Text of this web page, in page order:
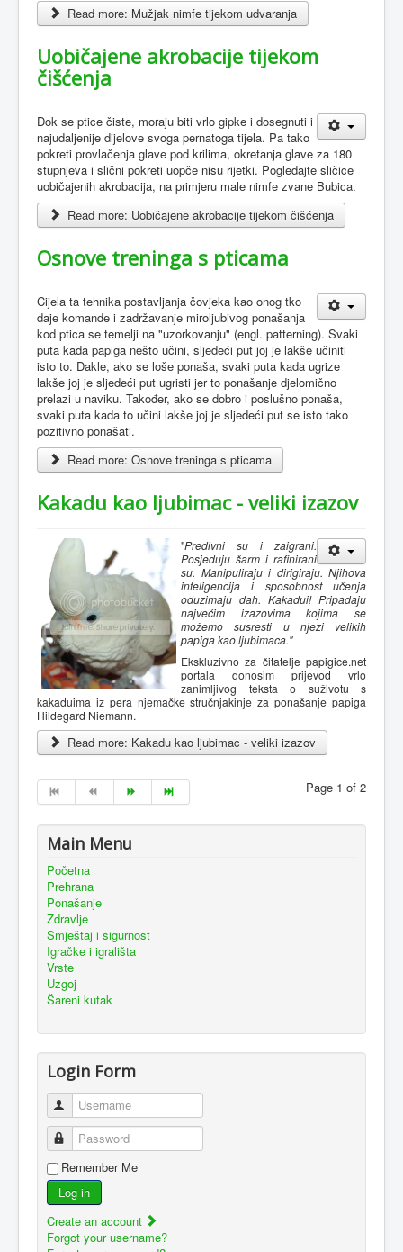
Read more: Mužjak nimfe tijekom udvaranja
Uobičajene akrobacije tijekom
čišćenja
Dok se ptice čiste, moraju biti vrlo gipke i dosegnuti i
najudaljenije dijelove svoga pernatoga tijela. Pa tako
pokreti provlačenja glave pod krilima, okretanja glave za 180
stupnjeva i slični pokreti uopče nisu rijetki. Pogledajte sličice
uobičajenih akrobacija, na primjeru male nimfe zvane Bubica.
Read more: Uobičajene akrobacije tijekom čišćenja
Osnove treninga s pticama
Cijela ta tehnika postavljanja čovjeka kao onog tko
daje komande i zadržavanje miroljubivog ponašanja
kod ptica se temelji na "uzorkovanju" (engl. patterning). Svaki
puta kada papiga nešto učini, sljedeći put joj je lakše učiniti
isto to. Dakle, ako se loše ponaša, svaki puta kada ugrize
lakše joj je sljedeći put ugristi jer to ponašanje djelomično
prelazi u naviku. Također, ako se dobro i poslušno ponaša,
svaki puta kada to učini lakše joj je sljedeći put se isto tako
pozitivno ponašati.
Read more: Osnove treninga s pticama
Kakadu kao ljubimac - veliki izazov
"Predivni su i zaigrani.
Posjeduju šarm i rafinirani
su. Manipuliraju i dirigiraju. Njihova
inteligencija i sposobnost učenja
oduzimaju dah. Kakadui! Pripadaju
najvećim izazovima kojima se
možemo susresti u njezi velikih
papiga kao ljubimaca."
Ekskluzivno za čitatelje papigice.net
portala donosim prijevod vrlo
zanimljivog teksta o suživotu s
kakaduima iz pera njemačke stručnjakinje za ponašanje papiga
Hildegard Niemann.
Read more: Kakadu kao ljubimac - veliki izazov
Page 1 of 2
Main Menu
Početna
Prehrana
Ponašanje
Zdravlje
Smještaj i sigurnost
Igračke i igrališta
Vrste
Uzgoj
Šareni kutak
Login Form
Username
Password
Remember Me
Log in
Create an account
Forgot your username?